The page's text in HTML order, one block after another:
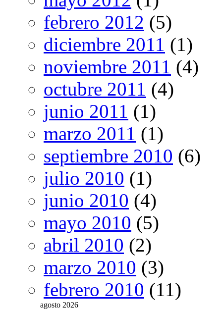
febrero 2012 (5)
diciembre 2011 (1)
noviembre 2011 (4)
octubre 2011 (4)
junio 2011 (1)
marzo 2011 (1)
septiembre 2010 (6)
julio 2010 (1)
junio 2010 (4)
mayo 2010 (5)
abril 2010 (2)
marzo 2010 (3)
febrero 2010 (11)
agosto 2026